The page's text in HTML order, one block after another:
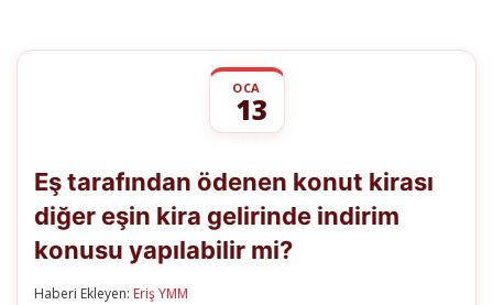
OCA
13
ödenen
konut
kirası
diğer
eşin
Eş tarafından ödenen konut kirası
diğer eşin kira gelirinde indirim
konusu yapılabilir mi?
Haberi Ekleyen: Eriş YMM